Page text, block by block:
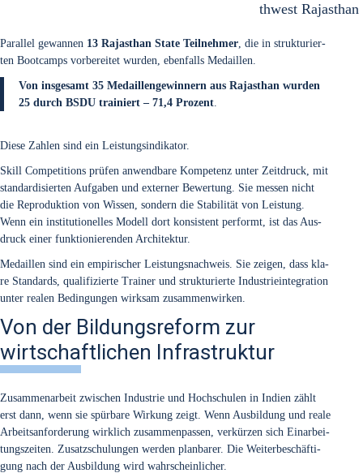
thwest
Par­al­lel gewan­nen 13 Raja­sthan Sta­te Teil­neh­mer, die in struk­tu­rier­
ten Boot­camps vor­be­rei­tet wur­den, eben­falls Medail­len.
Von ins­ge­samt 35 Medail­len­ge­win­nern aus Raja­sthan wur­den
25 durch BSDU trai­niert – 71,4 Pro­zent.
Die­se Zah­len sind ein Leis­tungs­in­di­ka­tor.
Skill Com­pe­ti­ti­ons prü­fen anwend­ba­re Kom­pe­tenz unter Zeit­druck, mit
stan­dar­di­sier­ten Auf­ga­ben und exter­ner Bewer­tung. Sie mes­sen nicht
die Repro­duk­ti­on von Wis­sen, son­dern die Sta­bi­li­tät von Leis­tung.
Wenn ein insti­tu­tio­nel­les Modell dort kon­sis­tent per­formt, ist das Aus­
druck einer funk­tio­nie­ren­den Archi­tek­tur.
Medail­len sind ein empi­ri­scher Leis­tungs­nach­weis. Sie zei­gen, dass kla­
re Stan­dards, qua­li­fi­zier­te Trai­ner und struk­tu­rier­te Indus­trie­inte­gra­ti­on
unter rea­len Bedin­gun­gen wirk­sam zusam­men­wir­ken.
Von der Bildungsreform zur
wirtschaftlichen Infrastruktur
Zusam­men­ar­beit zwi­schen Indus­trie und Hoch­schu­len in Indi­en zählt
erst dann, wenn sie spür­ba­re Wir­kung zeigt. Wenn Aus­bil­dung und rea­le
Arbeits­an­for­de­rung wirk­lich zusam­men­pas­sen, ver­kür­zen sich Ein­ar­bei­
tungs­zei­ten. Zusatz­schu­lun­gen wer­den plan­ba­rer. Die Wei­ter­be­schäf­ti­
gung nach der Aus­bil­dung wird wahr­schein­li­cher.